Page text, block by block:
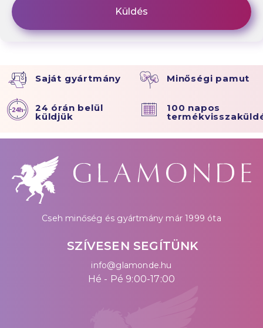
Saját gyártmány Minőségi pamut
24 órán belül
küldjük
100 napos
Cseh minőség és gyártmány már 1999 óta
SZÍVESEN SEGÍTÜNK
info@glamonde.hu
Hé - Pé 9:00-17:00